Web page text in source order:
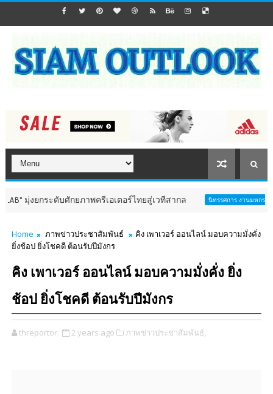
งยกระดับศักยภาพครีเอเตอร์ไทยสู่เวทีสากล นิทรรศการ งานมหกรรม อินฟอ
Home ภาพข่าวประชาสัมพันธ์
คิง เพาเวอร์ ออนไลน์ มอบความมั่งคั่ง
ยิ่งช้อป ยิ่งโชคดี ต้อนรับปีมังกร
คิง เพาเวอร์ ออนไลน์ มอบความมั่งคั่ง ยิ่ง
ช้อป ยิ่งโชคดี ต้อนรับปีมังกร
threportor 2 years ago ภาพข่าวประชาสัมพันธ์,